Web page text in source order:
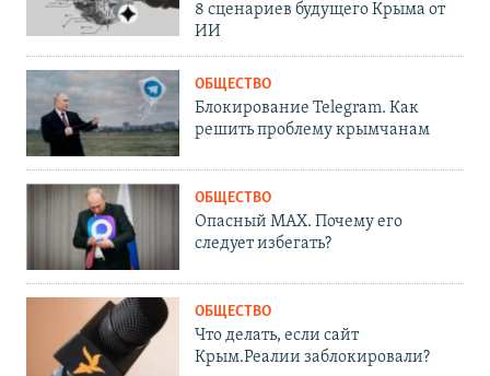
8 сценариев будущего Крыма от
ИИ
ОБЩЕСТВО
Блокирование Telegram. Как
решить проблему крымчанам
ОБЩЕСТВО
Опасный MAX. Почему его
следует избегать?
ОБЩЕСТВО
Что делать, если сайт
Крым.Реалии заблокировали?